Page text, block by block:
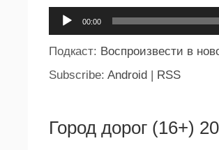
00:00
Подкаст: Воспроизвести в
Subscribe: Android | RSS
Город дорог (16+)